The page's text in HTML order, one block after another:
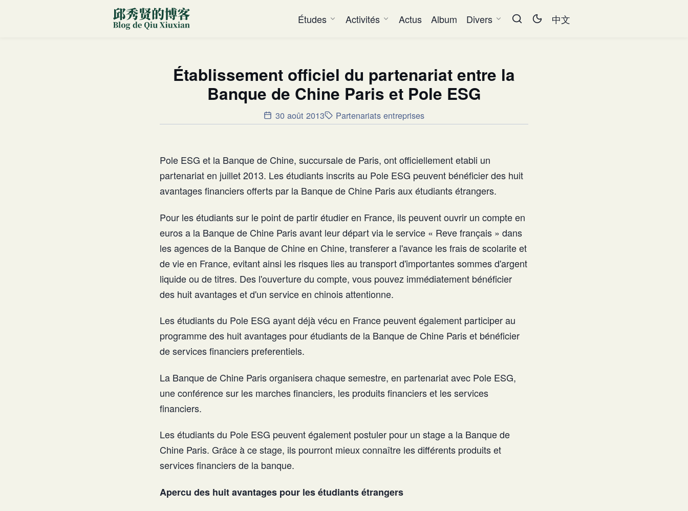
Études Activités Actus Album Divers 中文
Établissement officiel du partenariat entre la
Banque de Chine Paris et Pole ESG
30 août 2013 Partenariats entreprises
Pole ESG et la Banque de Chine, succursale de Paris, ont officiellement etabli un
partenariat en juillet 2013. Les étudiants inscrits au Pole ESG peuvent bénéficier des huit
avantages financiers offerts par la Banque de Chine Paris aux étudiants étrangers.
Pour les étudiants sur le point de partir étudier en France, ils peuvent ouvrir un compte en
euros a la Banque de Chine Paris avant leur départ via le service « Reve français » dans
les agences de la Banque de Chine en Chine, transferer a l'avance les frais de scolarite et
de vie en France, evitant ainsi les risques lies au transport d'importantes sommes d'argent
liquide ou de titres. Des l'ouverture du compte, vous pouvez immédiatement bénéficier
des huit avantages et d'un service en chinois attentionne.
Les étudiants du Pole ESG ayant déjà vécu en France peuvent également participer au
programme des huit avantages pour étudiants de la Banque de Chine Paris et bénéficier
de services financiers preferentiels.
La Banque de Chine Paris organisera chaque semestre, en partenariat avec Pole ESG,
une conférence sur les marches financiers, les produits financiers et les services
financiers.
Les étudiants du Pole ESG peuvent également postuler pour un stage a la Banque de
Chine Paris. Grâce à ce stage, ils pourront mieux connaître les différents produits et
services financiers de la banque.
Apercu des huit avantages pour les étudiants étrangers